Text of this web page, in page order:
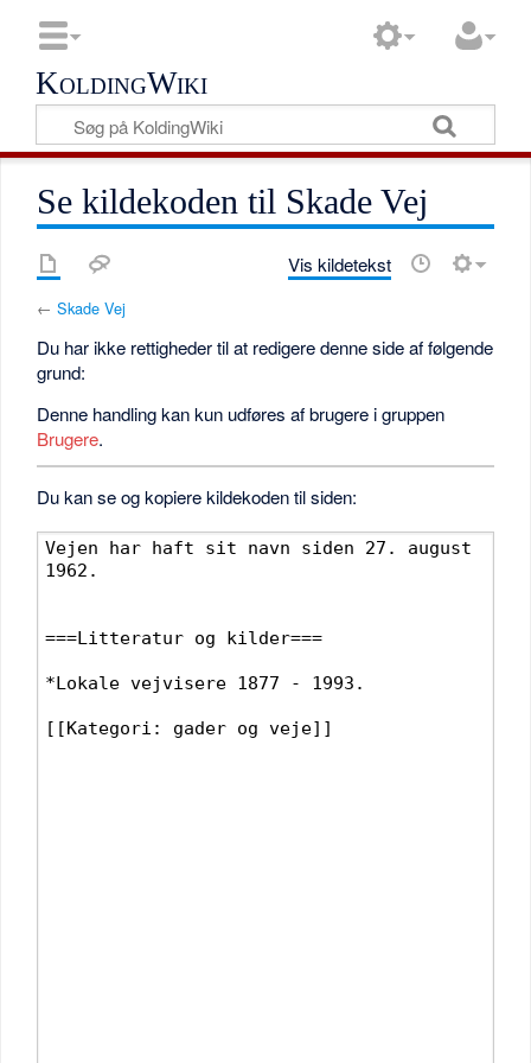
KoldingWiki
Se kildekoden til Skade Vej
Vis kildetekst
←Skade Vej
Du har ikke rettigheder til at redigere denne side af følgende
grund:
Denne handling kan kun udføres af brugere i gruppen
Brugere.
Du kan se og kopiere kildekoden til siden: